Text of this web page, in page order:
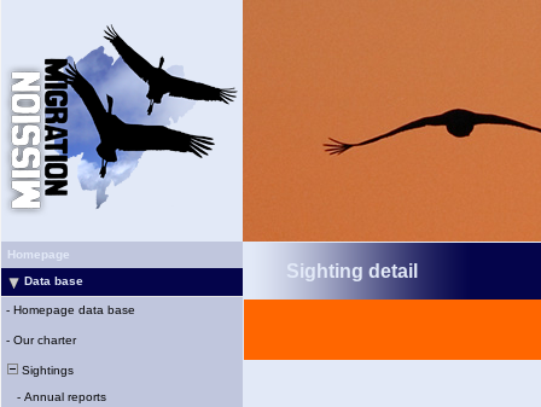
Homepage
Data base
- Homepage data base
- Our charter
Sightings
- Annual reports
Sighting detail